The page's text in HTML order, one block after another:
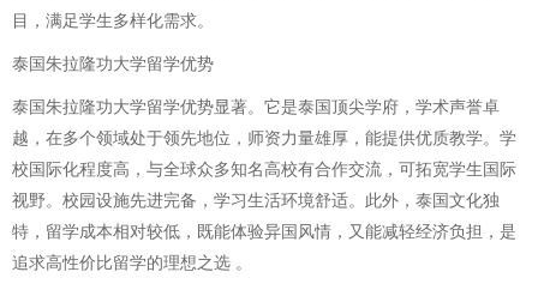
目，满足学生多样化需求。
泰国朱拉隆功大学留学优势
泰国朱拉隆功大学留学优势显著。它是泰国顶尖学府，学术声誉卓
越，在多个领域处于领先地位，师资力量雄厚，能提供优质教学。学
校国际化程度高，与全球众多知名高校有合作交流，可拓宽学生国际
视野。校园设施先进完备，学习生活环境舒适。此外，泰国文化独
特，留学成本相对较低，既能体验异国风情，又能减轻经济负担，是
追求高性价比留学的理想之选 。